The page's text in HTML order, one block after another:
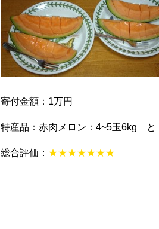
寄付金額：1万円
特産品：赤肉メロン：4~5玉6kg
総合評価： ★★★★★★★